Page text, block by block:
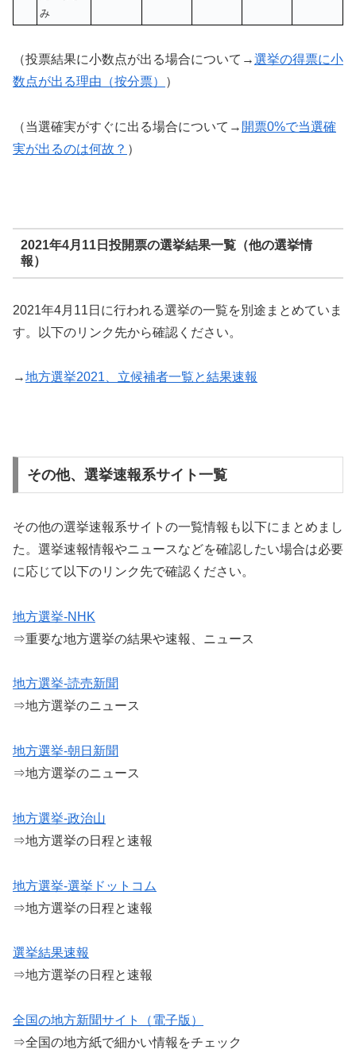
み
（投票結果に小数点が出る場合について→選挙の得票に小
数点が出る理由（按分票）
）
（当選確実がすぐに出る場合について→ 開票0%で当選確
実が出るのは何故？ ）
2021年4月11日投開票の選挙結果一覧（他の選挙情
報）
2021年4月11日に行われる選挙の一覧を別途まとめていま
す。以下のリンク先から確認ください。
→地方選挙2021、立候補者一覧と結果速報
その他、選挙速報系サイト一覧
その他の選挙速報系サイトの一覧情報も以下にまとめまし
た。選挙速報情報やニュースなどを確認したい場合は必要
に応じて以下のリンク先で確認ください。
地方選挙-NHK
⇒重要な地方選挙の結果や速報、ニュース
地方選挙-読売新聞
⇒地方選挙のニュース
地方選挙-朝日新聞
⇒地方選挙のニュース
地方選挙-政治山
⇒地方選挙の日程と速報
地方選挙-選挙ドットコム
⇒地方選挙の日程と速報
選挙結果速報
⇒地方選挙の日程と速報
全国の地方新聞サイト（電子版）
⇒全国の地方紙で細かい情報をチェック